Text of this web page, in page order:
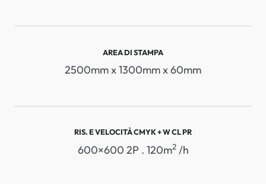
AREA DI STAMPA
2500mm x 1300mm x 60mm
RIS. E VELOCITÀ CMYK + W CL PR
600×600 2P . 120m2/h